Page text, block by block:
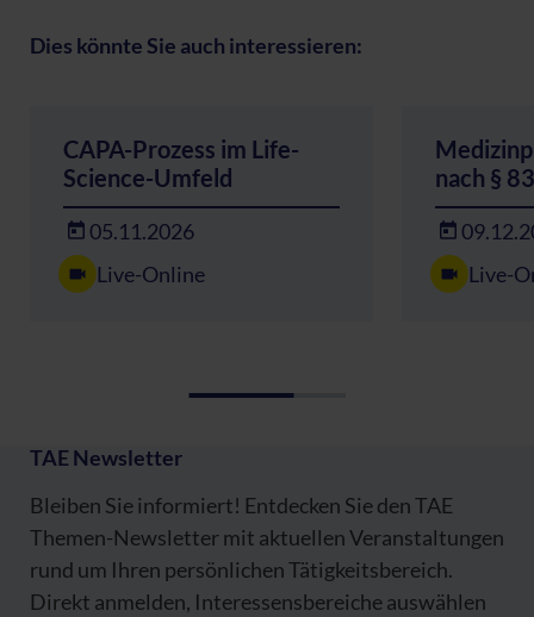
Dies könnte Sie auch interessieren:
CAPA-Prozess im Life-
Science-Umfeld
05.11.2026
Live-Online
nach §
Live-
TAE Newsletter
Bleiben Sie informiert! Entdecken Sie den TAE
Themen-Newsletter mit aktuellen Veranstaltungen
rund um Ihren persönlichen Tätigkeitsbereich.
Direkt anmelden, Interessensbereiche auswählen